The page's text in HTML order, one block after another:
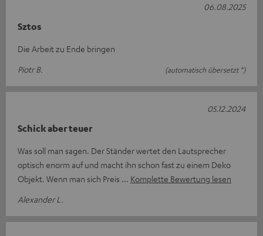
Sztos
Die Arbeit zu Ende bringen
Piotr B.
(automatisch übersetzt *)
06.08.2025
Schick aber teuer
Was soll man sagen. Der Ständer wertet den Lautsprecher
optisch enorm auf und macht ihn schon fast zu einem Deko
Objekt. Wenn man sich Preis
Komplette Bewertung lesen
Alexander L.
05.12.2024